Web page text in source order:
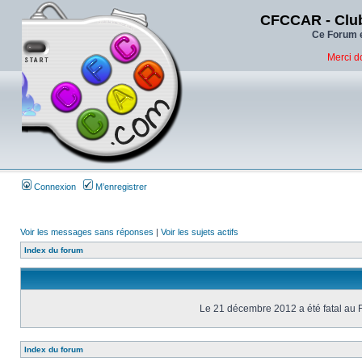
CFCCAR -
Ce Forum
Merci
Connexion M’enregistrer
Voir les messages sans réponses | Voir les sujets actifs
Index du forum
Le 21 décembre 2012 a été fatal au
Index du forum